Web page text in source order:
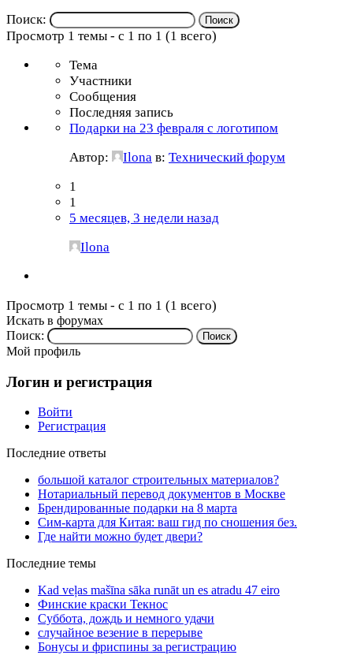
Поиск:
Просмотр 1 темы - с 1 по 1 (1 всего)
Тема
Участники
Сообщения
Последняя запись
Подарки на 23 февраля с логотипом
Автор:
Ilona в: Технический форум
1
1
5 месяцев, 3 недели назад
Ilona
Просмотр 1 темы - с 1 по 1 (1 всего)
Искать в форумах
Поиск:
Мой профиль
Логин и регистрация
Войти
Регистрация
Последние ответы
большой каталог строительных материалов?
Нотариальный перевод документов в Москве
Брендированные подарки на 8 марта
Сим-карта для Китая: ваш гид по сношения без.
Где найти можно будет двери?
Последние темы
Kad veļas mašīna sāka runāt un es atradu 47 eiro
Финские краски Текнос
Суббота, дождь и немного удачи
случайное везение в перерыве
Бонусы и фриспины за регистрацию